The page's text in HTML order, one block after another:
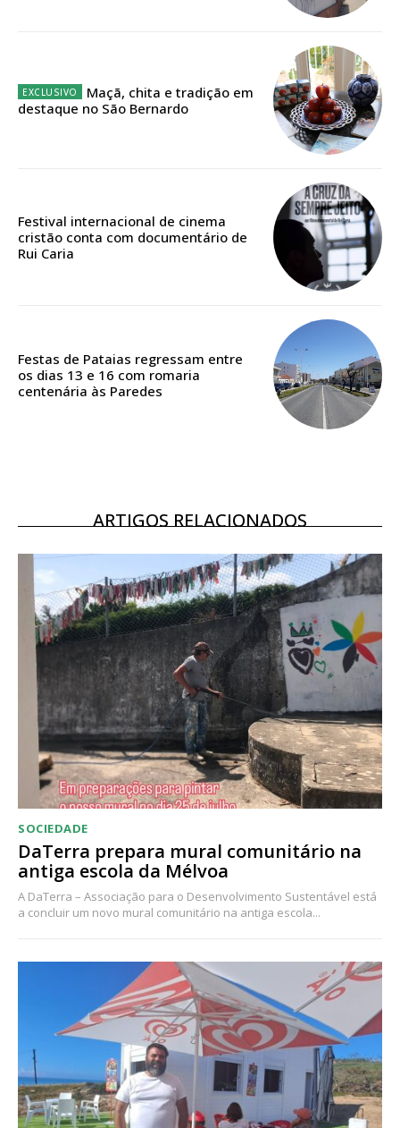
Edição em papel entregue à Quinta-feira em sua
casa
ASSINATURA
DIGITAL ANUAL
Acesso aos conteúdos Exclusivos para
assinantes
Ofertas para assinatura anual
Escolha o plano
Maçã, chita e tradição em
destaque no São Bernardo
Festival internacional de cinema
cristão conta com documentário de
Rui Caria
Festas de Pataias regressam entre
os dias 13 e 16 com romaria
centenária às Paredes
ARTIGOS RELACIONADOS
SOCIEDADE
DaTerra prepara mural comunitário na
antiga escola da Mélvoa
A DaTerra – Associação para o Desenvolvimento Sustentável está
a concluir um novo mural comunitário na antiga escola...